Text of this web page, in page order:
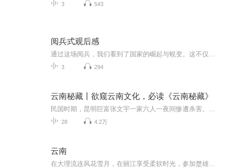
3 543
阅兵式观后感
3 294
云南秘藏丨欲窥云南文化，必读《云南秘藏》
28 4.2万
云南